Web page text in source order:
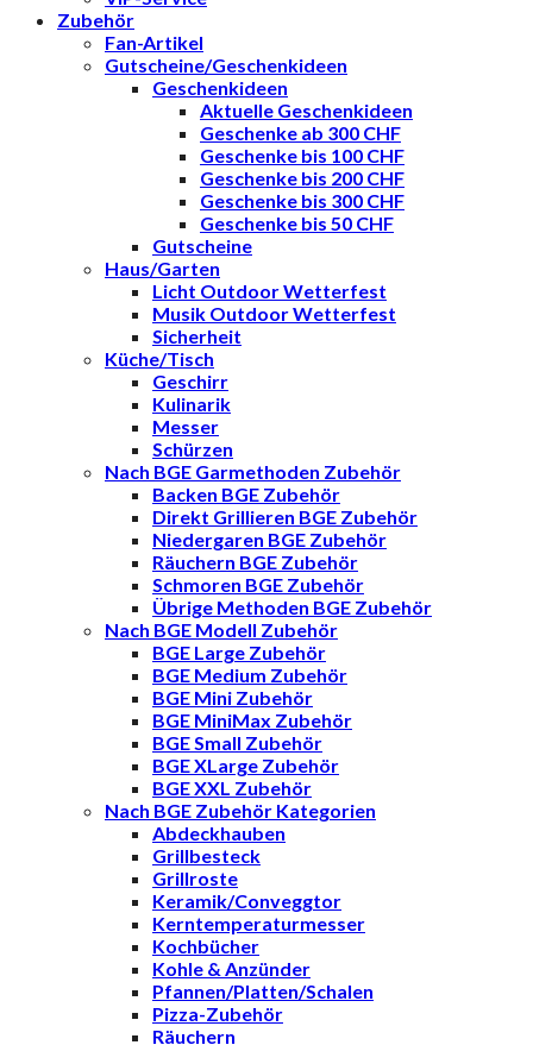
Zubehör
Fan-Artikel
Gutscheine/Geschenkideen
Geschenkideen
Aktuelle Geschenkideen
Geschenke ab 300 CHF
Geschenke bis 100 CHF
Geschenke bis 200 CHF
Geschenke bis 300 CHF
Geschenke bis 50 CHF
Gutscheine
Haus/Garten
Licht Outdoor Wetterfest
Musik Outdoor Wetterfest
Sicherheit
Küche/Tisch
Geschirr
Kulinarik
Messer
Schürzen
Nach BGE Garmethoden Zubehör
Backen BGE Zubehör
Direkt Grillieren BGE Zubehör
Niedergaren BGE Zubehör
Räuchern BGE Zubehör
Schmoren BGE Zubehör
Übrige Methoden BGE Zubehör
Nach BGE Modell Zubehör
BGE Large Zubehör
BGE Medium Zubehör
BGE Mini Zubehör
BGE MiniMax Zubehör
BGE Small Zubehör
BGE XLarge Zubehör
BGE XXL Zubehör
Nach BGE Zubehör Kategorien
Abdeckhauben
Grillbesteck
Grillroste
Keramik/Conveggtor
Kerntemperaturmesser
Kochbücher
Kohle & Anzünder
Pfannen/Platten/Schalen
Pizza-Zubehör
Räuchern